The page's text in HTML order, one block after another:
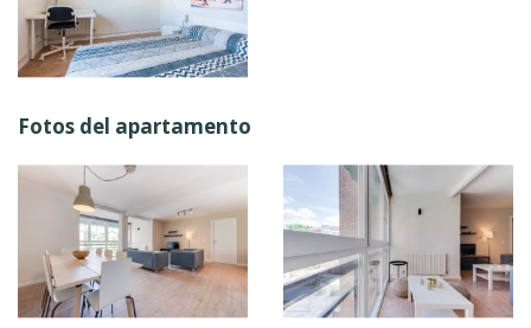
Fotos del apartamento